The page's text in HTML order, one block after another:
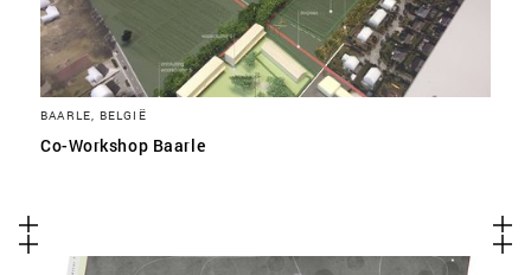
BAARLE, BELGIË
Co-Workshop Baarle